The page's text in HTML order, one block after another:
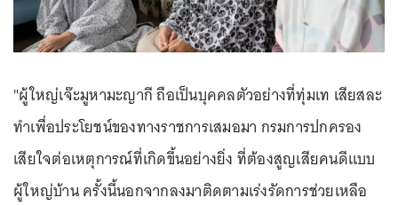
"ผู้ใหญ่เจ๊ะมูหามะญากี ถือเป็นบุคคลตัวอย่างที่ทุ่มเท เสียสละ
ทำเพื่อประโยชน์ของทางราชการเสมอมา กรมการปกครอง
เสียใจต่อเหตุการณ์ที่เกิดขึ้นอย่างยิ่ง ที่ต้องสูญเสียคนดีแบบ
ผู้ใหญ่บ้าน ครั้งนี้นอกจากลงมาติดตามเร่งรัดการช่วยเหลือ